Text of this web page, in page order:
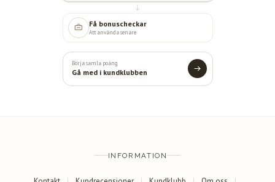
Få bonuscheckar
Att använda senare
Börja samla poäng
Gå med i kundklubben
INFORMATION